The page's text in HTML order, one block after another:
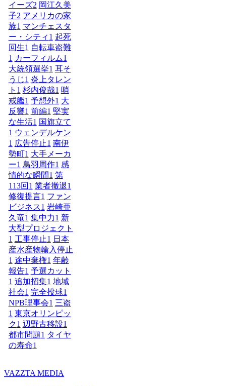
イーズ2 岡江久美
子2 アメリカの家
族1 マンチェスタ
ー・シティ 1 起死
回生1 自転車盗難
1 カーフィルム1
大統領選挙1 耳そ
うじ1 炎上タレン
ト 1 杉内俊哉1 哨
戒艦1 予想外1 大
反響1 前編1 堅実
な生活1 国旗立て
1 ウェンデルケン
1 広告停止1 南伊
勢町1 大手メーカ
ー1 鳥羽周作1 感
情的な瞬間1 第
113回 1 業者撤退1
修復提言1 ファン
ビジネス1 岩崎亜
久竜1 集中力1 新
大型プロジェクト
1 工事停止1 日本
産水産物輸入停止
1 途中棄権1 年齢
報告1 予選カット
1 追加招集1 地域
社会1 完全投球1
NPB理事会1 三盗
1 東京オリンピッ
ク1 辺野古移設1
都市問題1 タイヤ
の寿命1
VAZZTA MEDIA